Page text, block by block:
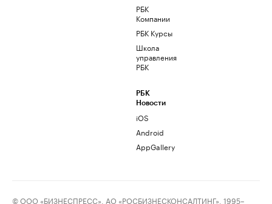
РБК
Компании
РБК Курсы
Школа
управления
РБК
РБК
Новости
iOS
Android
AppGallery
© ООО «БИЗНЕСПРЕСС», АО «РОСБИЗНЕСКОНСАЛТИНГ», 1995–